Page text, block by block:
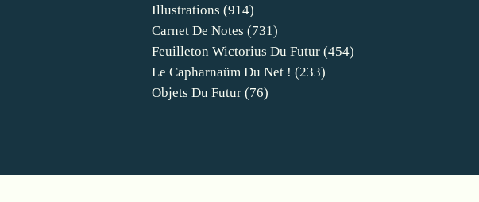
Illustrations (914)
Carnet De Notes (731)
Feuilleton Wictorius Du Futur (454)
Le Capharnaüm Du Net ! (233)
Objets Du Futur (76)